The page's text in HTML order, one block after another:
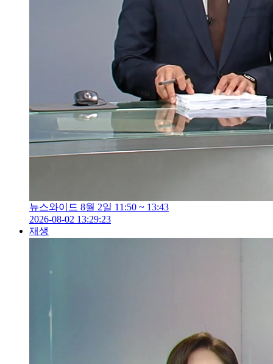
뉴스와이드 8월 2일 11:50 ~ 13:43
2026-08-02 13:29:23
재생